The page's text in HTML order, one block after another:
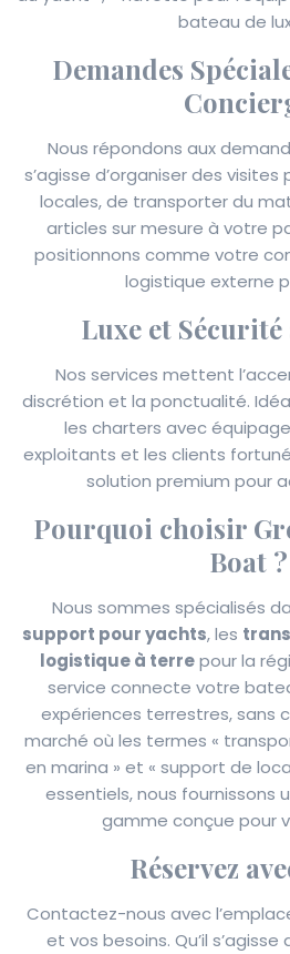
bateau de
Demandes
Nous répondons aux
s’agisse d’organiser des visites
locales, de transporter du
articles sur mesure à votre
positionnons comme votre
logistique externe
Luxe et
Nos services mettent
discrétion et la ponctualité.
les charters avec
exploitants et les clients
solution premium pour
Pourquoi choisir
Boat ?
Nous sommes spécialisés
support pour yachts, les
logistique à terrepour la
service connecte votre
expériences terrestres, sans
marché où les termes «
en marina » et « support de
essentiels, nous fournissons
gamme conçue pour
Réservez
Contactez-nous avec
et vos besoins. Qu’il